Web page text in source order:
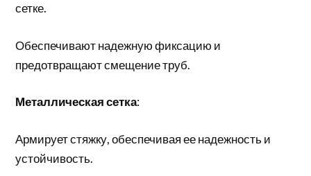
сетке.
Обеспечивают надежную фиксацию и
предотвращают смещение труб.
Металлическая сетка:
Армирует стяжку, обеспечивая ее надежность и
устойчивость.